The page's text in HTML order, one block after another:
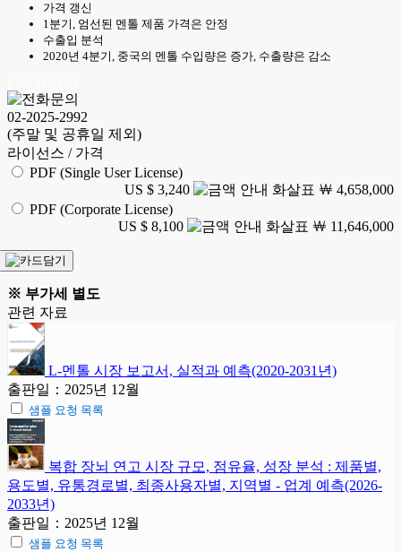
가격 갱신
1분기, 엄선된 멘톨 제품 가격은 안정
수출입 분석
2020년 4분기, 중국의 멘톨 수입량은 증가, 수출량은 감소
02-2025-2992
(주말 및 공휴일 제외)
라이선스 / 가격
PDF (Single User License)
US $ 3,240
￦ 4,658,000
PDF (Corporate License)
US $ 8,100
￦ 11,646,000
※ 부가세 별도
관련 자료
L-멘톨 시장 보고서, 실적과 예측(2020-2031년)
출판일：2025년 12월
샘플 요청 목록
복합 장뇌 연고 시장 규모, 점유율, 성장 분석 : 제품별,
용도별, 유통경로별, 최종사용자별, 지역별 - 업계 예측(2026-
2033년)
출판일：2025년 12월
샘플 요청 목록